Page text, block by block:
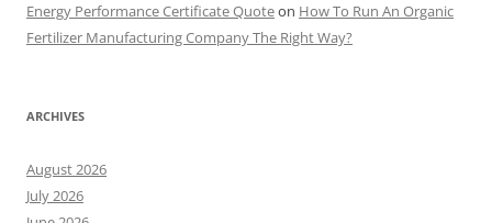
Energy Performance Certificate Quoteon How To Run An Organic
Fertilizer Manufacturing Company The Right Way?
ARCHIVES
August 2026
July 2026